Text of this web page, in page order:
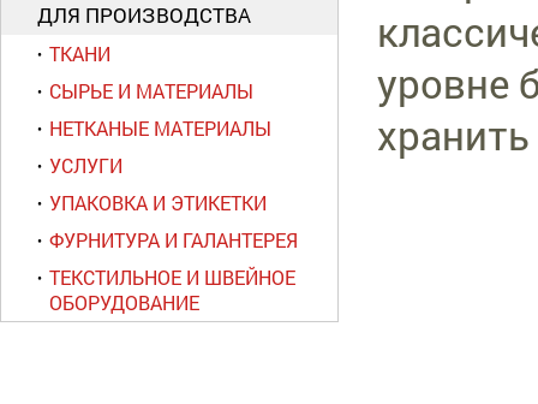
ДЛЯ ПРОИЗВОДСТВА
ТКАНИ
СЫРЬЕ И МАТЕРИАЛЫ
НЕТКАНЫЕ МАТЕРИАЛЫ
УСЛУГИ
УПАКОВКА И ЭТИКЕТКИ
ФУРНИТУРА И ГАЛАНТЕРЕЯ
ТЕКСТИЛЬНОЕ И ШВЕЙНОЕ
ОБОРУДОВАНИЕ
уровне